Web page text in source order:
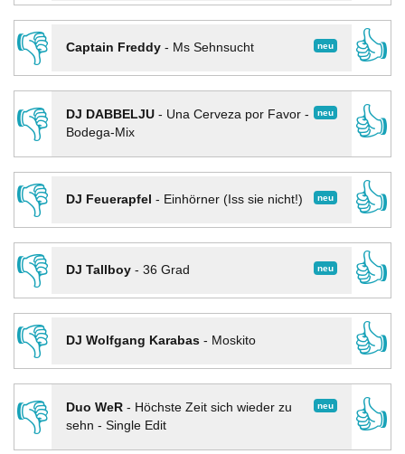
👎
neu
Captain Freddy- Ms Sehnsucht
👍
👎
neu
DJ DABBELJU- Una Cerveza por Favor -
Bodega-Mix
👍
👎
neu
DJ Feuerapfel - Einhörner (Iss sie nicht!)
👍
👎
neu
DJ Tallboy- 36 Grad
👍
👎
DJ Wolfgang Karabas- Moskito
👍
👎
neu
Duo WeR- Höchste Zeit sich wieder zu
sehn - Single Edit
👍